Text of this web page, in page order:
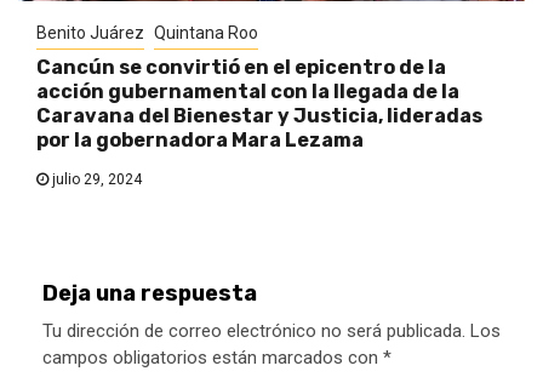
Benito Juárez Quintana Roo
Cancún se convirtió en el epicentro de la
acción gubernamental con la llegada de la
Caravana del Bienestar y Justicia, lideradas
por la gobernadora Mara Lezama
julio 29, 2024
Deja una respuesta
Tu dirección de correo electrónico no será publicada. Los
campos obligatorios están marcados con *